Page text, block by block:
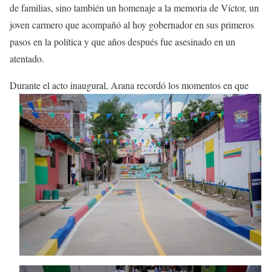
de familias, sino también un homenaje a la memoria de Víctor, un
joven carmero que acompañó al hoy gobernador en sus primeros
pasos en la política y que años después fue asesinado en un
atentado.
Durante el acto inaugural, Arana recordólos momentos en que